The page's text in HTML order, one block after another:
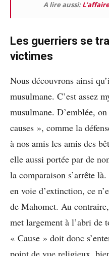
A lire aussi:
Les guerriers se
victimes
Nous découvrons ainsi
musulmane. C’est assez
musulmane. D’emblée,
causes », comme la
à nos amis les amis des
elle aussi portée par de
la comparaison s’arrête
en voie d’extinction, ce
de Mahomet. Au
met largement à l’abri de
« Cause » doit donc